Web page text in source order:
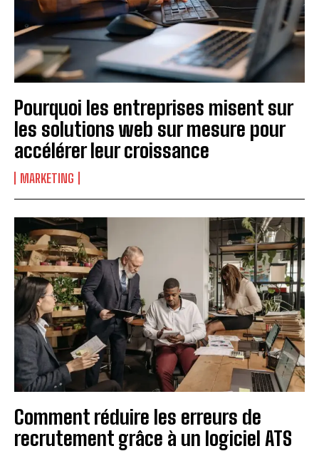
Pourquoi les entreprises misent sur
les solutions web sur mesure pour
accélérer leur croissance
MARKETING
Comment réduire les erreurs de
recrutement grâce à un logiciel ATS